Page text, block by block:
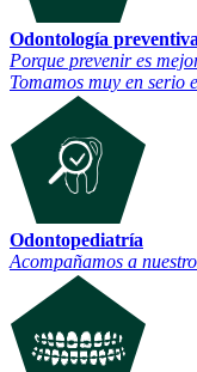
Odontología
Porque prevenir es
Tomamos muy en serio
Odontopediatría
Acompañamos a